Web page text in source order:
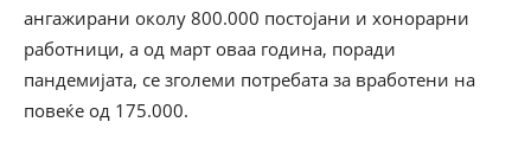
ангажирани околу 800.000 постојани и хонорарни
работници, а од март оваа година, поради
пандемијата, се зголеми потребата за вработени на
повеќе од 175.000.